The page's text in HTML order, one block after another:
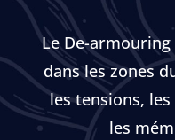
Le De-
dans les zones
les tensions,
les